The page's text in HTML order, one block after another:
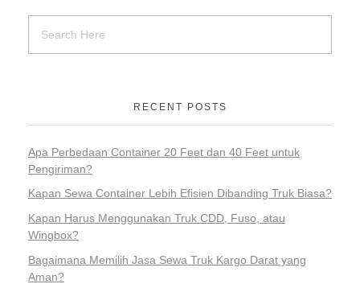
RECENT POSTS
Apa Perbedaan Container 20 Feet dan 40 Feet untuk
Pengiriman?
Kapan Sewa Container Lebih Efisien Dibanding Truk Biasa?
Kapan Harus Menggunakan Truk CDD, Fuso, atau
Wingbox?
Bagaimana Memilih Jasa Sewa Truk Kargo Darat yang
Aman?